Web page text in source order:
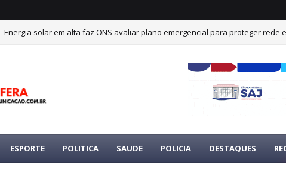
Energia solar em alta faz ONS avaliar plano emergencial para proteger rede
ESPORTE POLITICA SAUDE POLICIA DESTAQUES